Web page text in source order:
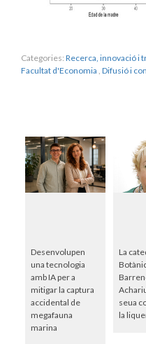
Categories: Recerca, innovació i
Facultat d'Economia Difusió i
Desenvolupen
una tecnologia
amb IA per a
mitigar la captura
accidental de
megafauna
marina
La
seua
la